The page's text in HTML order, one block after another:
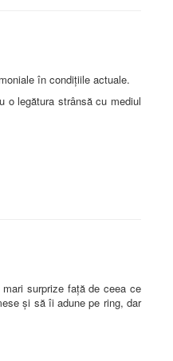
în condițiile actuale.
o legătura strânsă cu mediul
surprize față de ceea ce
și să îi adune pe ring, dar